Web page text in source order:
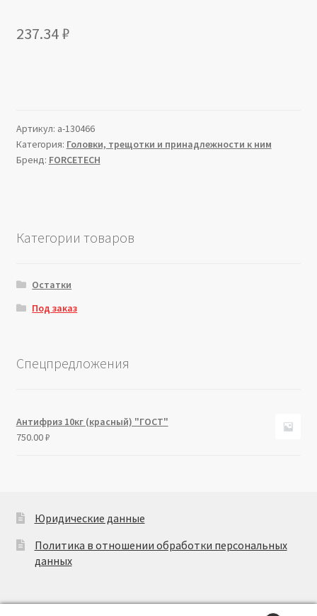
237.34₽
Артикул: a-130466
Категория: Головки, трещотки и принадлежности к ним
Бренд: FORCETECH
Категории товаров
Остатки
Под заказ
Спецпредложения
Антифриз 10кг (красный) "ГОСТ"
750.00₽
Юридические данные
Политика в отношении обработки персональных
данных